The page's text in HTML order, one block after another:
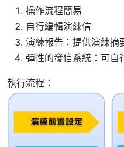
操作流程簡易
自行編輯演練信
演練報告：提供演練摘
彈性的發信系統：可自
執行流程：